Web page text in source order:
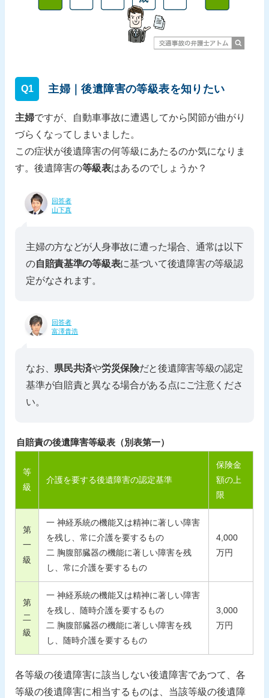
Q1 主婦｜後遺障害の等級表を知りたい
主婦ですが、自動車事故に遭遇してから関節が曲がり
づらくなってしまいました。
この症状が後遺障害の何等級にあたるのか気になりま
す。後遺障害の等級表はあるのでしょうか？
回答者
山下真
主婦の方などが人身事故に遭った場合、通常は以下
の自賠責基準の等級表に基づいて後遺障害の等級認
定がなされます。
回答者
富澤貴浩
なお、 県民共済や労災保険だと後遺障害等級の認定
基準が自賠責と異なる場合がある点にご注意くださ
い。
自賠責の後遺障害等級表（別表第一）
等
級
介護を要する後遺障害の認定基準
保険金
額の上
限
第
一
級
一 神経系統の機能又は精神に著しい障害
を残し、常に介護を要するもの
二 胸腹部臓器の機能に著しい障害を残
し、常に介護を要するもの
4,000
万円
第
二
級
一 神経系統の機能又は精神に著しい障害
を残し、随時介護を要するもの
二 胸腹部臓器の機能に著しい障害を残
し、随時介護を要するもの
3,000
万円
各等級の後遺障害に該当しない後遺障害であつて、各
等級の後遺障害に相当するものは、当該等級の後遺障